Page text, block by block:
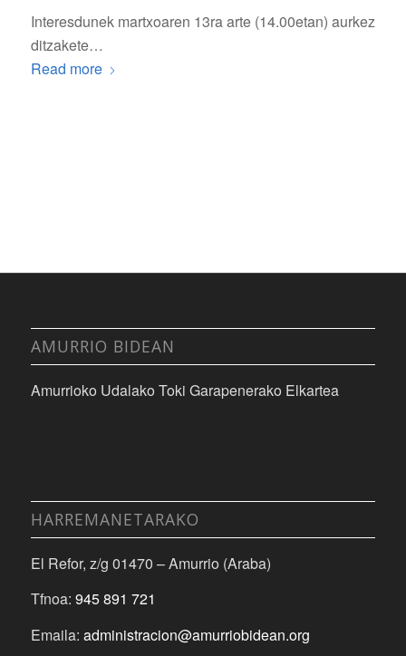
Interesdunek martxoaren 13ra arte (14.00etan) aurkez
ditzakete…
Read more
AMURRIO BIDEAN
Amurrioko Udalako Toki Garapenerako Elkartea
HARREMANETARAKO
El Refor, z/g 01470 – Amurrio (Araba)
Tfnoa: 945 891 721
Emaila: administracion@amurriobidean.org